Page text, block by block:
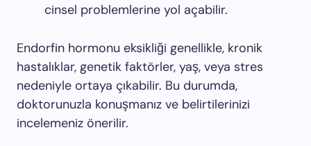
cinsel problemlerine yol açabilir.
Endorfin hormonu eksikliği genellikle, kronik
hastalıklar, genetik faktörler, yaş, veya stres
nedeniyle ortaya çıkabilir. Bu durumda,
doktorunuzla konuşmanız ve belirtilerinizi
incelemeniz önerilir.